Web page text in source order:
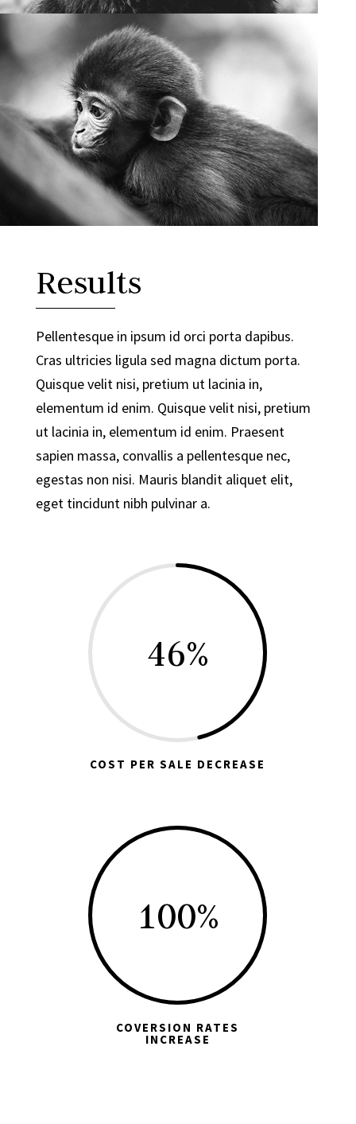
Results
Pellentesque in ipsum id orci porta dapibus.
Cras ultricies ligula sed magna dictum porta.
Quisque velit nisi, pretium ut lacinia in,
elementum id enim. Quisque velit nisi, pretium
ut lacinia in, elementum id enim. Praesent
sapien massa, convallis a pellentesque nec,
egestas non nisi. Mauris blandit aliquet elit,
eget tincidunt nibh pulvinar a.
46%
COST PER SALE DECREASE
100%
COVERSION RATES
INCREASE